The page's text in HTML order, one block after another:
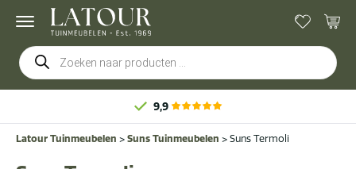
Producten
zoeken
9,9
Latour Tuinmeubelen > Suns Tuinmeubelen > Suns Termoli